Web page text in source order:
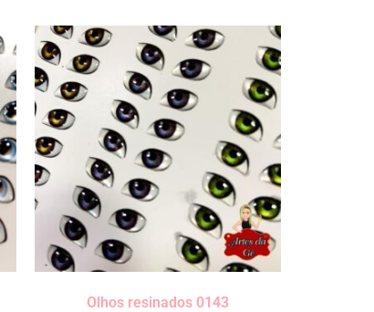
Olhos resinados 0143